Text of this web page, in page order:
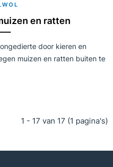
en ratten
door kieren en
muizen en ratten buiten te
1 - 17 van 17 (1 pagina's)